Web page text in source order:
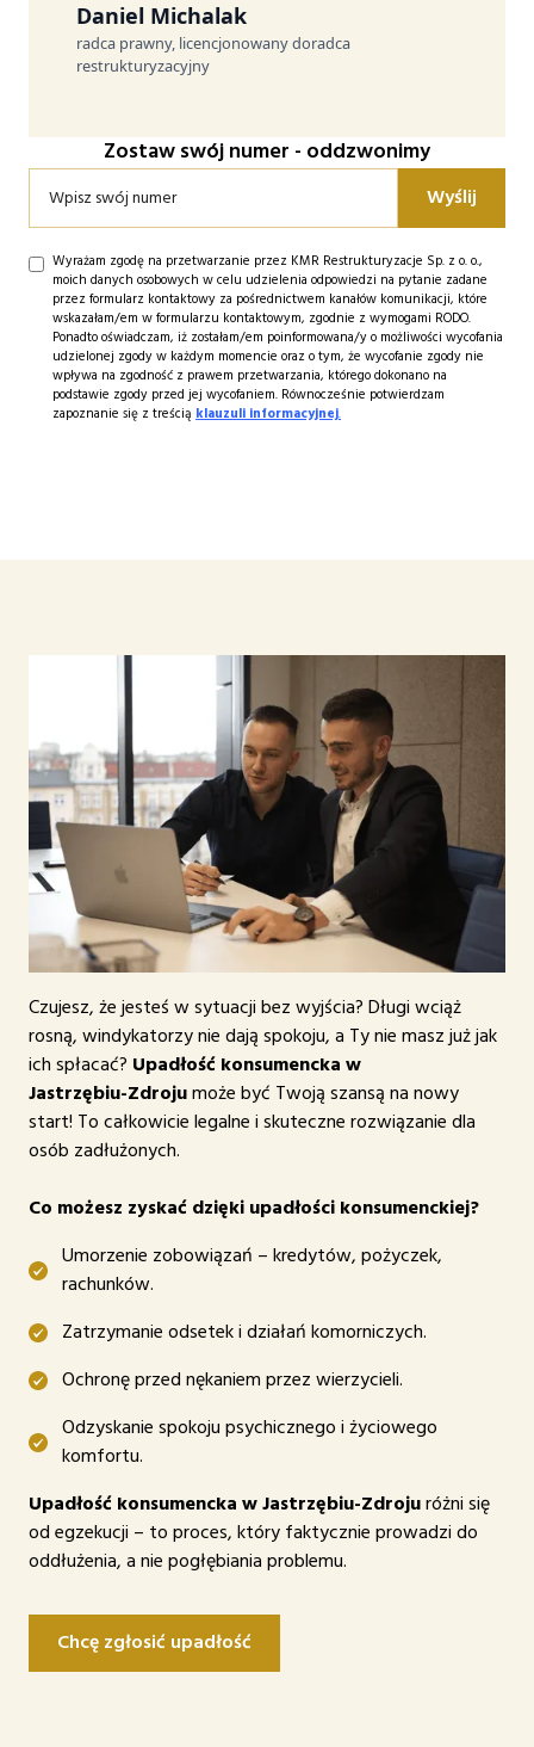
Daniel Michalak
radca prawny, licencjonowany doradca
restrukturyzacyjny
Zostaw swój numer - oddzwonimy
Wyrażam zgodę na przetwarzanie przez KMR Restrukturyzacje Sp. z o. o.,
moich danych osobowych w celu udzielenia odpowiedzi na pytanie zadane
przez formularz kontaktowy za pośrednictwem kanałów komunikacji, które
wskazałam/em w formularzu kontaktowym, zgodnie z wymogami RODO.
Ponadto oświadczam, iż zostałam/em poinformowana/y o możliwości wycofania
udzielonej zgody w każdym momencie oraz o tym, że wycofanie zgody nie
wpływa na zgodność z prawem przetwarzania, którego dokonano na
podstawie zgody przed jej wycofaniem. Równocześnie potwierdzam
zapoznanie się z treścią klauzuli informacyjnej.
Co daje upadłość
konsumencka?
Czujesz, że jesteś w sytuacji bez wyjścia? Długi wciąż
rosną, windykatorzy nie dają spokoju, a Ty nie masz już jak
ich spłacać? Upadłość konsumencka w
Jastrzębiu-Zdrojumoże być Twoją szansą na nowy
start! To całkowicie legalne i skuteczne rozwiązanie dla
osób zadłużonych.
Co możesz zyskać dzięki upadłości konsumenckiej?
Umorzenie zobowiązań – kredytów, pożyczek,
rachunków.
Zatrzymanie odsetek i działań komorniczych.
Ochronę przed nękaniem przez wierzycieli.
Odzyskanie spokoju psychicznego i życiowego
komfortu.
Upadłość konsumencka w Jastrzębiu-Zdrojuróżni się
od egzekucji – to proces, który faktycznie prowadzi do
oddłużenia, a nie pogłębiania problemu.
Chcę zgłosić upadłość